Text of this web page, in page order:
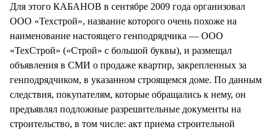
Для этого КАБАНОВ в сентябре 2009 года организовал
ООО «Техстрой», название которого очень похоже на
наименование настоящего генподрядчика — ООО
«ТехСтрой» («Строй» с большой буквы), и размещал
объявления в СМИ о продаже квартир, закрепленных за
генподрядчиком, в указанном строящемся доме. По данным
следствия, покупателям, которые обращались к нему, он
предъявлял подложные разрешительные документы на
строительство, в том числе: акт приема строительной